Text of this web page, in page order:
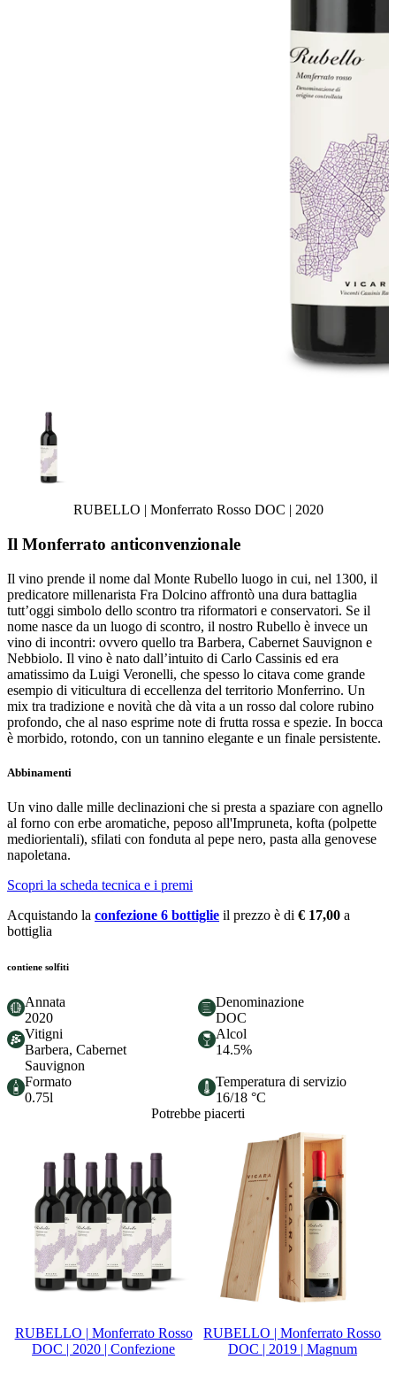
RUBELLO | Monferrato Rosso DOC | 2020
Il Monferrato anticonvenzionale
Il vino prende il nome dal Monte Rubello luogo in cui, nel 1300, il
predicatore millenarista Fra Dolcino affrontò una dura battaglia
tutt’oggi simbolo dello scontro tra riformatori e conservatori. Se il
nome nasce da un luogo di scontro, il nostro Rubello è invece un
vino di incontri: ovvero quello tra Barbera, Cabernet Sauvignon e
Nebbiolo. Il vino è nato dall’intuito di Carlo Cassinis ed era
amatissimo da Luigi Veronelli, che spesso lo citava come grande
esempio di viticultura di eccellenza del territorio Monferrino. Un
mix tra tradizione e novità che dà vita a un rosso dal colore rubino
profondo, che al naso esprime note di frutta rossa e spezie. In bocca
è morbido, rotondo, con un tannino elegante e un finale persistente.
Abbinamenti
Un vino dalle mille declinazioni che si presta a spaziare con agnello
al forno con erbe aromatiche, peposo all'Impruneta, kofta (polpette
mediorientali), sfilati con fonduta al pepe nero, pasta alla genovese
napoletana.
Scopri la scheda tecnica e i premi
Acquistando la confezione 6 bottiglie il prezzo è di € 17,00 a
bottiglia
contiene solfiti
Annata
2020
Denominazione
DOC
Vitigni
Barbera, Cabernet
Sauvignon
Alcol
14.5%
Formato
0.75l
Temperatura di servizio
16/18 °C
Potrebbe piacerti
RUBELLO | Monferrato Rosso
DOC | 2020 | Confezione
RUBELLO | Monferrato Rosso
DOC | 2019 | Magnum